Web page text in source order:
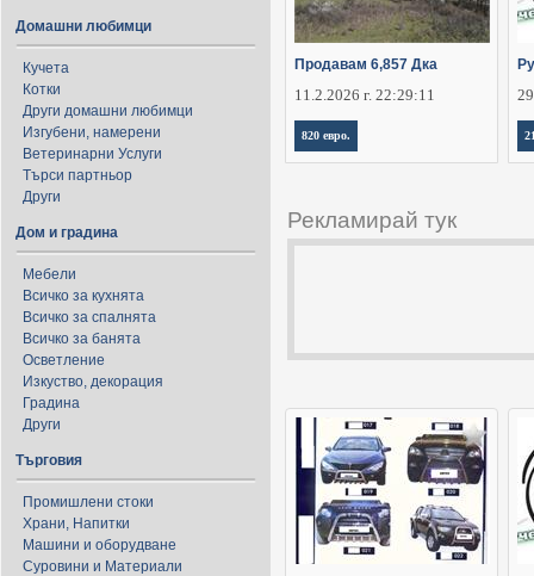
Домашни любимци
Кучета
Котки
Други домашни любимци
Изгубени, намерени
Ветеринарни Услуги
Търси партньор
Други
Дом и градина
Мебели
Всичко за кухнята
Всичко за спалнята
Всичко за банята
Осветление
Изкуство, декорация
Градина
Други
Търговия
Промишлени стоки
Храни, Напитки
Машини и оборудване
Суровини и Материали
Продавам 6,857 Дка
11.2.2026 г. 22:29:11
820 евро.
Рекламирай тук